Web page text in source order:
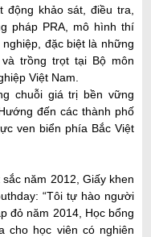
khảo sát, điều tra,
pháp PRA, mô hình thí
đặc biệt là những
trồng trọt tại Bộ môn
Việt Nam.
chuỗi giá trị bền vững
đến các thành phố
ven biển phía Bắc Việt
năm 2012, Giấy khen
“Tôi tự hào người
đỏ năm 2014, Học bổng
cho học viên có nghiên